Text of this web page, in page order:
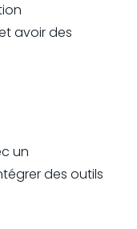
avoir des
un
des outils